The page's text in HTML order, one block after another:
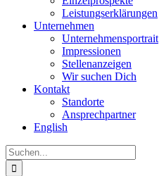
Leistungserklärungen
Unternehmen
Unternehmensportrait
Impressionen
Stellenanzeigen
Wir suchen Dich
Kontakt
Standorte
Ansprechpartner
English
Suche
nach: